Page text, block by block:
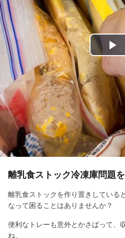
P
l
a
y
V
i
d
離乳食ストック冷凍庫問題
離乳食ストックを作り置きしている
なって困ることはありませんか？
便利なトレーも意外とかさばって、
ね。